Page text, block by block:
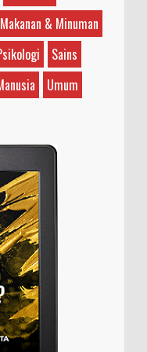
bervariasi, tergantung
Makanan & Minuman
Sains
Umum